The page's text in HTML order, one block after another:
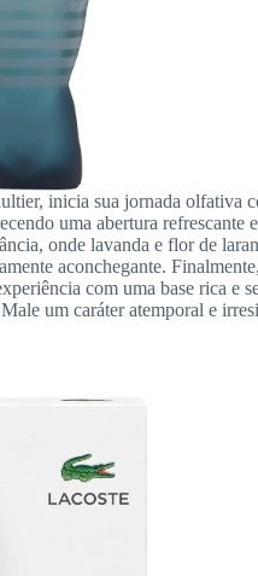
inicia sua jornada olfativa
uma abertura
onde lavanda e flor de
aconchegante.
com uma base rica e
um caráter atemporal e